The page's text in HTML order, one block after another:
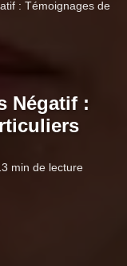
: Témoignages de
Négatif :
min de lecture